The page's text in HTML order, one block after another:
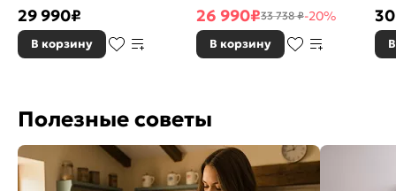
29 990₽
В корзину
26 990₽33 738 ₽-20%
В корзину
Полезные советы